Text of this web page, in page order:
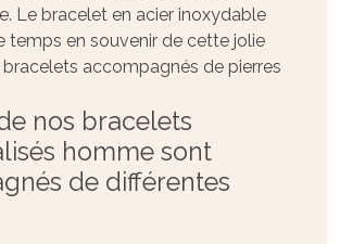
Le bracelet en acier inoxydable
temps en souvenir de cette jolie
bracelets accompagnés de pierres
nos bracelets
homme sont
de différentes